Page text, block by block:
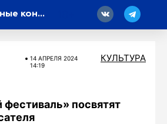
Великопостные концерты в Петербурге откроет хор из Сербии
14 АПРЕЛЯ 2024
14:19
КУЛЬТУРА
фестиваль» посвятят